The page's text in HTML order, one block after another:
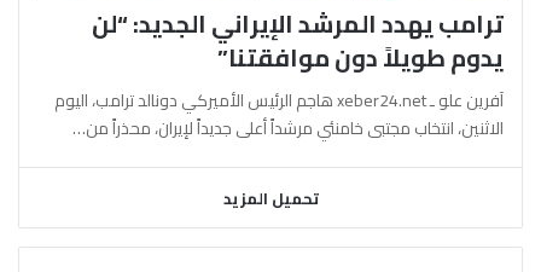
ترامب يهدد المرشد الإيراني الجديد: “لن
يدوم طويلاً دون موافقتنا”
آفرين علو ـ xeber24.net هاجم الرئيس الأميركي دونالد ترامب، اليوم
الاثنين، انتخاب مجتبى خامنئي مرشداً أعلى جديداً لإيران، محذراً من…
تحميل المزيد